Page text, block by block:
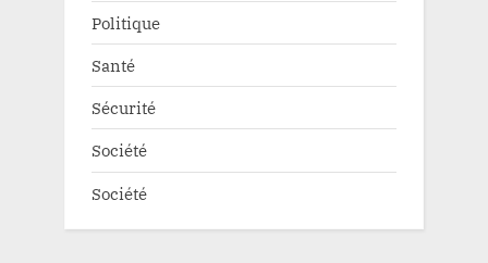
Politique
Santé
Sécurité
Société
Société